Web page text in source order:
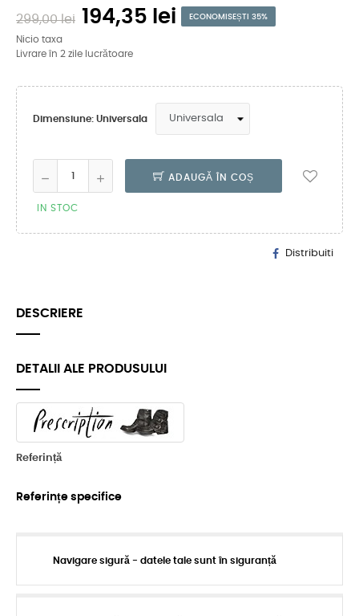
299,00 lei 194,35 lei ECONOMISEȘTI 35%
Nicio taxa
Livrare în 2 zile lucrătoare
Dimensiune: Universala
ADAUGĂ ÎN COȘ
IN STOC
Distribuiti
DESCRIERE
DETALII ALE PRODUSULUI
Referință
Referințe specifice
Navigare sigură - datele tale sunt în siguranță